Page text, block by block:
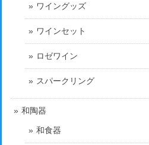
ワイングッズ
ワインセット
ロゼワイン
スパークリング
和陶器
和食器